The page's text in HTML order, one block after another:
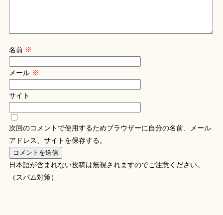
名前 ※
メール ※
サイト
次回のコメントで使用するためブラウザーに自分の名前、メール
アドレス、サイトを保存する。
日本語が含まれない投稿は無視されますのでご注意ください。
（スパム対策）